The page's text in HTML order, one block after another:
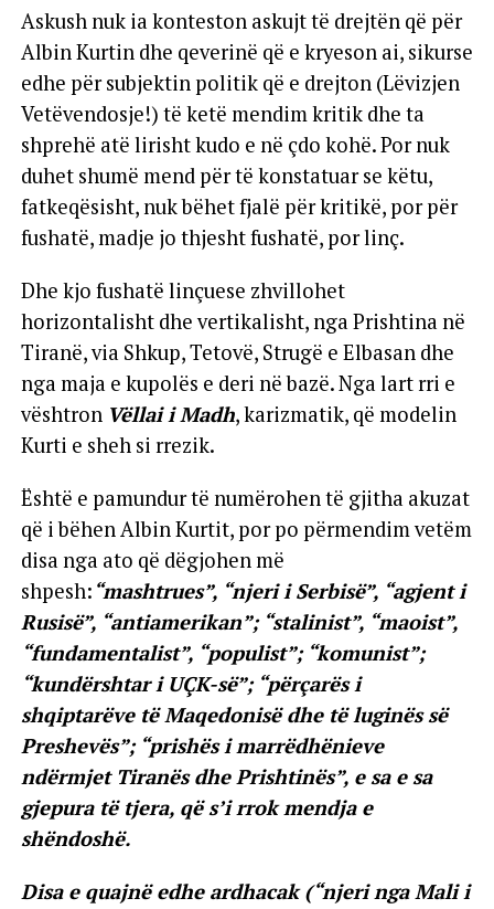
Askush nuk ia konteston askujt të drejtën që për
Albin Kurtin dhe qeverinë që e kryeson ai, sikurse
edhe për subjektin politik që e drejton (Lëvizjen
Vetëvendosje!) të ketë mendim kritik dhe ta
shprehë atë lirisht kudo e në çdo kohë. Por nuk
duhet shumë mend për të konstatuar se këtu,
fatkeqësisht, nuk bëhet fjalë për kritikë, por për
fushatë, madje jo thjesht fushatë, por linç.
Dhe kjo fushatë linçuese zhvillohet
horizontalisht dhe vertikalisht, nga Prishtina në
Tiranë, via Shkup, Tetovë, Strugë e Elbasan dhe
nga maja e kupolës e deri në bazë. Nga lart rri e
vështron Vëllai i Madh, karizmatik, që modelin
Kurti e sheh si rrezik.
Është e pamundur të numërohen të gjitha akuzat
që i bëhen Albin Kurtit, por po përmendim vetëm
disa nga ato që dëgjohen më
shpesh: “mashtrues”, “njeri i Serbisë”, “agjent i
Rusisë”, “antiamerikan”; “stalinist”, “maoist”,
“fundamentalist”, “populist”; “komunist”;
“kundërshtar i UÇK-së”; “përçarës i
shqiptarëve të Maqedonisë dhe të luginës së
Preshevës”; “prishës i marrëdhënieve
ndërmjet Tiranës dhe Prishtinës”, e sa e sa
gjepura të tjera, që s’i rrok mendja e
shëndoshë.
Disa e quajnë edhe ardhacak (“njeri nga Mali i